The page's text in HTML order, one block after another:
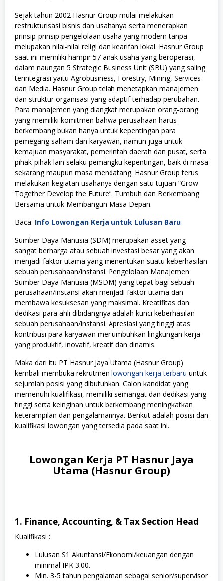
Sejak tahun 2002 Hasnur Group mulai melakukan
restrukturisasi bisnis dan usahanya serta menerapkan
prinsip-prinsip pengelolaan usaha yang modern tanpa
melupakan nilai-nilai religi dan kearifan lokal. Hasnur Group
saat ini memiliki hampir 57 anak usaha yang beroperasi,
dalam naungan 5 Strategic Business Unit (SBU) yang saling
terintegrasi yaitu Agrobusiness, Forestry, Mining, Services
dan Media. Hasnur Group telah menetapkan manajemen
dan struktur organisasi yang adaptif terhadap perubahan.
Para manajemen yang diangkat merupakan orang-orang
yang memiliki komitmen bahwa perusahaan harus
berkembang bukan hanya untuk kepentingan para
pemegang saham dan karyawan, namun juga untuk
kemajuan masyarakat, pemerintah daerah dan pusat, serta
pihak-pihak lain selaku pemangku kepentingan, baik di masa
sekarang maupun masa mendatang. Hasnur Group terus
melakukan kegiatan usahanya dengan satu tujuan “Grow
Together Develop the Future”. Tumbuh dan Berkembang
Bersama untuk Membangun Masa Depan.
Baca: Info Lowongan Kerja untuk Lulusan Baru
Sumber Daya Manusia (SDM) merupakan asset yang
sangat berharga atau sebuah investasi besar yang akan
menjadi faktor utama yang menentukan suatu keberhasilan
sebuah perusahaan/instansi. Pengelolaan Manajemen
Sumber Daya Manusia (MSDM) yang tepat bagi sebuah
perusahaan/instansi akan menjadi faktor utama dan
membawa kesuksesan yang maksimal. Kreatifitas dan
dedikasi para ahli dibidangnya adalah kunci keberhasilan
sebuah perusahaan/instansi. Apresiasi yang tinggi atas
kontribusi para karyawan menumbuhkan lingkungan kerja
yang produktif, inovatif, kreatif dan dinamis.
Maka dari itu PT Hasnur Jaya Utama (Hasnur Group)
kembali membuka rekrutmen lowongan kerja terbaru untuk
sejumlah posisi yang dibutuhkan. Calon kandidat yang
memenuhi kualifikasi, memiliki semangat dan dedikasi yang
tinggi serta keinginan untuk berkembang meningkatkan
keterampilan dan pengalamannya. Berikut adalah posisi dan
kualifikasi lowongan yang tersedia pada saat ini.
Lowongan Kerja PT Hasnur Jaya
Utama (Hasnur Group)
1. Finance, Accounting, & Tax Section Head
Kualifikasi :
Lulusan S1 Akuntansi/Ekonomi/keuangan dengan
minimal IPK 3.00.
Min. 3-5 tahun pengalaman sebagai senior/supervisor